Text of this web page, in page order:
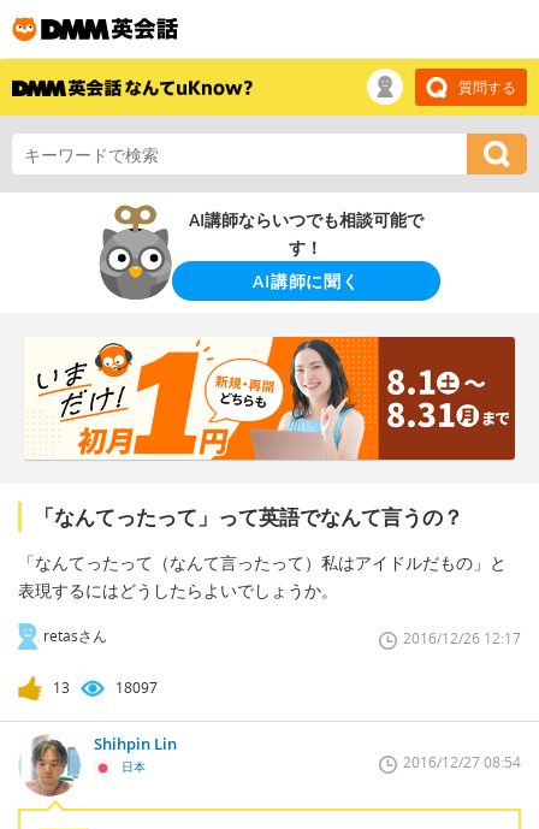
質問する
AI講師ならいつでも相談可能で
す！
AI講師に聞く
「なんてったって」って英語でなんて言うの？
「なんてったって（なんて言ったって）私はアイドルだもの」と
表現するにはどうしたらよいでしょうか。
retasさん 2016/12/26 12:17
13 18097
Shihpin Lin
日本 2016/12/27 08:54